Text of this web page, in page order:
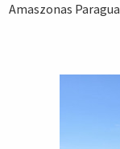
Amaszonas